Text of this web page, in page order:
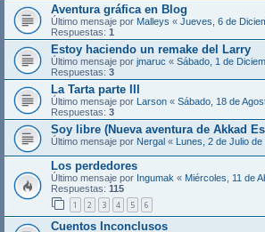
Aventura gráfica en Blog
Último mensaje por Malleys « Jueves, 6 de
Respuestas: 1
Estoy haciendo un remake del Larry
Último mensaje por jmaruc « Sábado, 1 de
Respuestas: 3
La Tarta parte III
Último mensaje por Larson « Sábado, 18 de
Respuestas: 3
Soy libre (Nueva aventura de Akkad
Último mensaje por Nergal « Lunes, 2 de Julio de
Los perdedores
Último mensaje por Ingumak « Miércoles, 11 de
Respuestas: 115
1 2 3 4 5 6
Cuentos Inconclusos